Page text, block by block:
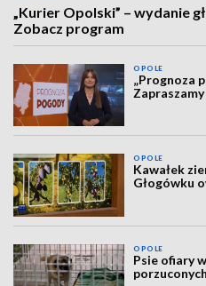
„Kurier Opolski” – wydanie
Zobacz program
OPOLE
„Prognoza
Zapraszamy
OPOLE
Kawałek
Głogówku
OPOLE
Psie ofiary